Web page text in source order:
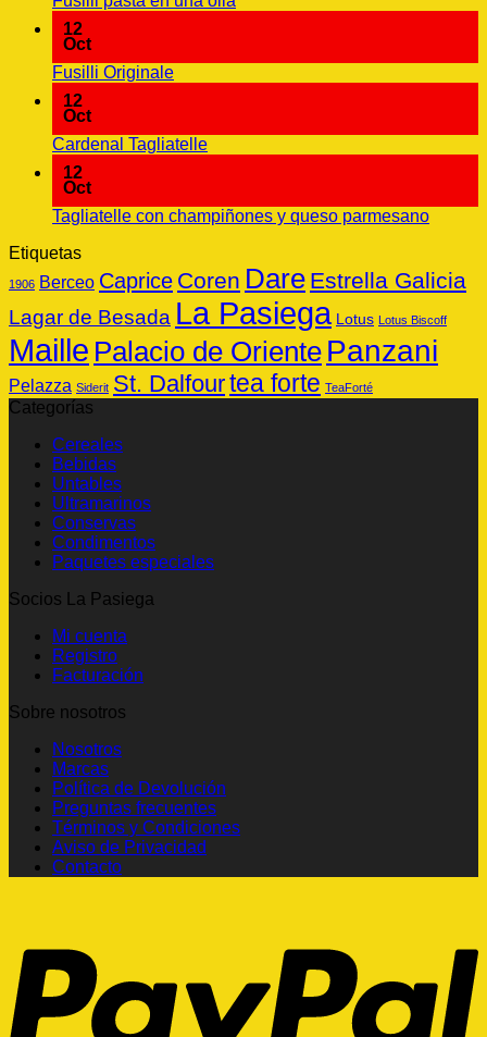
gorgonzola
y
una
olla
12
Oct
Fusilli OriginaleNo
Fusilli
12
Oct
Cardenal TagliatelleNo
Cardenal
12
Oct
Tagliatelle con champiñones y queso parmesanoNo
en
con
y
queso
Etiquetas
1906 Berceo Caprice Coren Dare Estrella Galicia
Lagar de Besada La Pasiega Lotus Lotus Biscoff
Maille Palacio de Oriente Panzani
Pelazza Siderit St. Dalfourtea forte TeaForté
Categorías
Cereales
Bebidas
Untables
Ultramarinos
Conservas
Condimentos
Paquetes especiales
Socios La Pasiega
Mi cuenta
Registro
Facturación
Sobre nosotros
Nosotros
Marcas
Política de Devolución
Preguntas frecuentes
Términos y Condiciones
Aviso de Privacidad
Contacto